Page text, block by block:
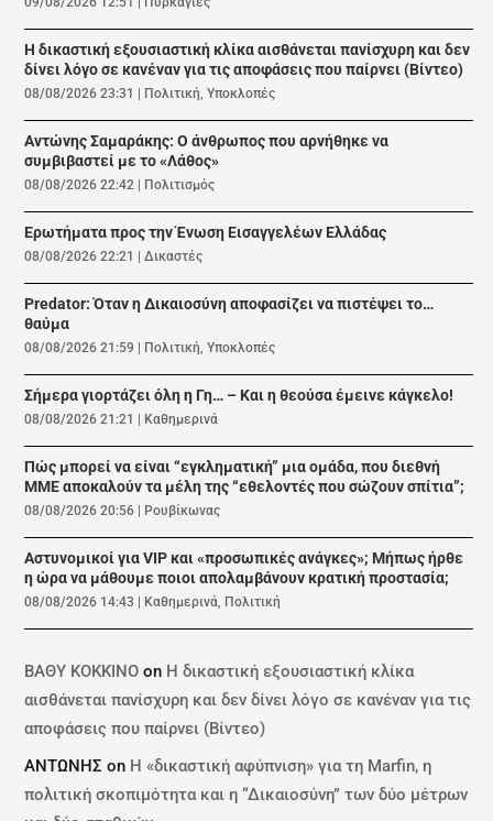
Η δικαστική εξουσιαστική κλίκα αισθάνεται πανίσχυρη και δεν
δίνει λόγο σε κανέναν για τις αποφάσεις που παίρνει (Βίντεο)
08/08/2026 23:31 Πολιτική,Υποκλοπές
Αντώνης Σαμαράκης: Ο άνθρωπος που αρνήθηκε να
συμβιβαστεί με το «Λάθος»
08/08/2026 22:42 Πολιτισμός
Ερωτήματα προς την Ένωση Εισαγγελέων Ελλάδας
08/08/2026 22:21 |Δικαστές
Predator: Όταν η Δικαιοσύνη αποφασίζει να πιστέψει το…
θαύμα
08/08/2026 21:59 Πολιτική,Υποκλοπές
Σήμερα γιορτάζει όλη η Γη… – Και η θεούσα έμεινε κάγκελο!
08/08/2026 21:21 Καθημερινά
Πώς μπορεί να είναι “εγκληματική” μια ομάδα, που διεθνή
ΜΜΕ αποκαλούν τα μέλη της “εθελοντές που σώζουν σπίτια”;
08/08/2026 20:56 Ρουβίκωνας
Αστυνομικοί για VIP και «προσωπικές ανάγκες»; Μήπως ήρθε
η ώρα να μάθουμε ποιοι απολαμβάνουν κρατική προστασία;
08/08/2026 14:43 Καθημερινά, Πολιτική
ΒΑΘΥ ΚΟΚΚΙΝΟ on Η δικαστική εξουσιαστική κλίκα
αισθάνεται πανίσχυρη και δεν δίνει λόγο σε κανέναν για τις
αποφάσεις που παίρνει (Βίντεο)
ΑΝΤΩΝΗΣ on Η «δικαστική αφύπνιση» για τη Marfin, η
πολιτική σκοπιμότητα και η “Δικαιοσύνη” των δύο μέτρων